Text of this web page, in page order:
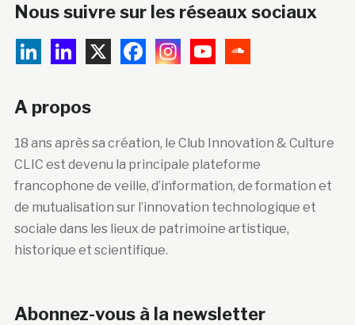
Nous suivre sur les réseaux sociaux
A propos
18 ans après sa création, le Club Innovation & Culture
CLIC est devenu la principale plateforme
francophone de veille, d’information, de formation et
de mutualisation sur l’innovation technologique et
sociale dans les lieux de patrimoine artistique,
historique et scientifique.
Abonnez-vous à la newsletter